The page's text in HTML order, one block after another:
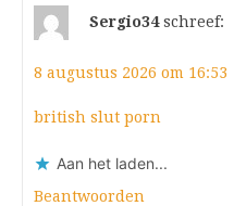
Sergio34 schreef:
8 augustus 2026 om 16:53
british slut porn
Aan het laden...
Beantwoorden